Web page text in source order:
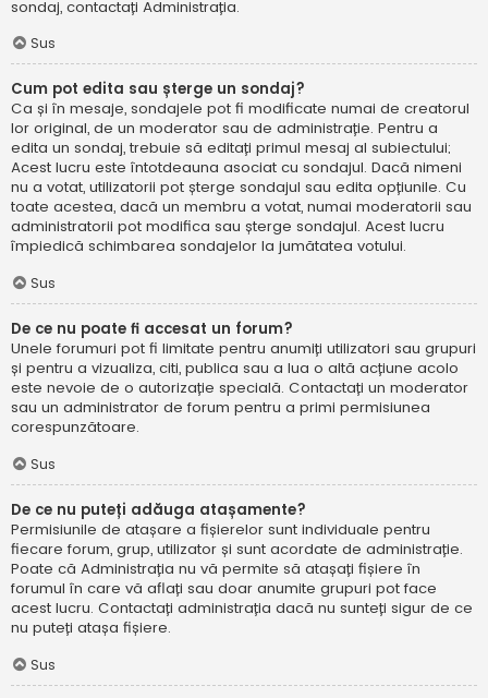
sondaj, contactați Administrația.
Sus
Cum pot edita sau șterge un sondaj?
Ca și în mesaje, sondajele pot fi modificate numai de creatorul
lor original, de un moderator sau de administrație. Pentru a
edita un sondaj, trebuie să editați primul mesaj al subiectului;
Acest lucru este întotdeauna asociat cu sondajul. Dacă nimeni
nu a votat, utilizatorii pot șterge sondajul sau edita opțiunile. Cu
toate acestea, dacă un membru a votat, numai moderatorii sau
administratorii pot modifica sau șterge sondajul. Acest lucru
împiedică schimbarea sondajelor la jumătatea votului.
Sus
De ce nu poate fi accesat un forum?
Unele forumuri pot fi limitate pentru anumiți utilizatori sau grupuri
și pentru a vizualiza, citi, publica sau a lua o altă acțiune acolo
este nevoie de o autorizație specială. Contactați un moderator
sau un administrator de forum pentru a primi permisiunea
corespunzătoare.
Sus
De ce nu puteți adăuga atașamente?
Permisiunile de atașare a fișierelor sunt individuale pentru
fiecare forum, grup, utilizator și sunt acordate de administrație.
Poate că Administrația nu vă permite să atașați fișiere în
forumul în care vă aflați sau doar anumite grupuri pot face
acest lucru. Contactați administrația dacă nu sunteți sigur de ce
nu puteți atașa fișiere.
Sus